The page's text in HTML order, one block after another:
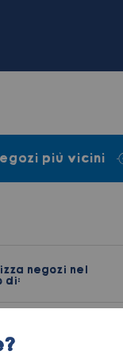
più vicini
negozi nel
di:
Mare